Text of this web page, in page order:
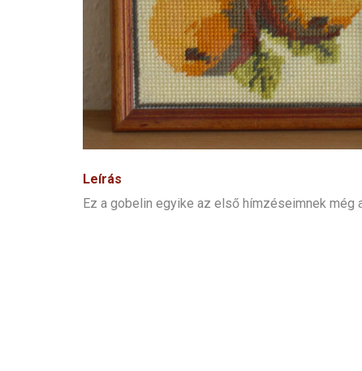
Leírás
Ez a gobelin egyike az első hímzéseimnek